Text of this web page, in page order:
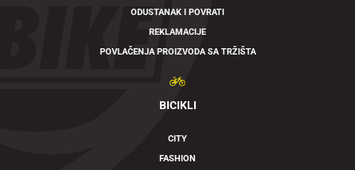
ODUSTANAK I POVRATI
REKLAMACIJE
POVLAČENJA PROIZVODA SA TRŽIŠTA
BICIKLI
CITY
FASHION